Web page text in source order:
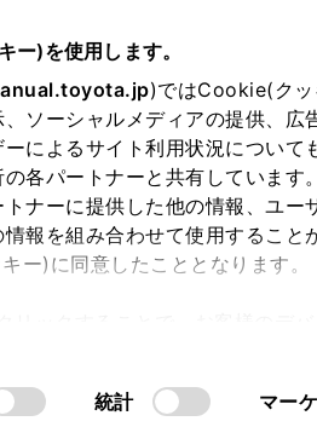
ー)を使用します。
)ではCookie(クッ
ソーシャルメディアの提供、広
によるサイト利用状況について
各パートナーと共有しています
ナーに提供した他の情報、ユー
報を組み合わせて使用すること
ー)に同意したこととなります。
統計 マー